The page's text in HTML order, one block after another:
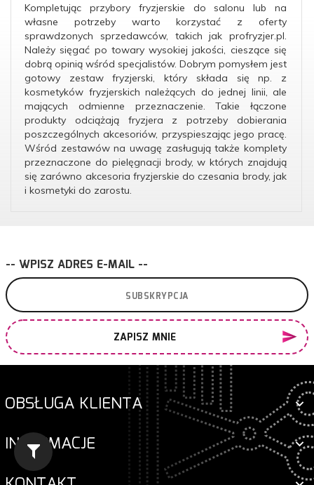
Kompletując przybory fryzjerskie do salonu lub na
własne potrzeby warto korzystać z oferty
sprawdzonych sprzedawców, takich jak profryzjer.pl.
Należy sięgać po towary wysokiej jakości, cieszące się
dobrą opinią wśród specjalistów. Dobrym pomysłem jest
gotowy zestaw fryzjerski, który składa się np. z
kosmetyków fryzjerskich należących do jednej linii, ale
mających odmienne przeznaczenie. Takie łączone
produkty odciążają fryzjera z potrzeby dobierania
poszczególnych akcesoriów, przyspieszając jego pracę.
Wśród zestawów na uwagę zasługują także komplety
przeznaczone do pielęgnacji brody, w których znajdują
się zarówno akcesoria fryzjerskie do czesania brody, jak
i kosmetyki do zarostu.
-- WPISZ ADRES E-MAIL --
ZAPISZ MNIE
OBSŁUGA KLIENTA
INFORMACJE